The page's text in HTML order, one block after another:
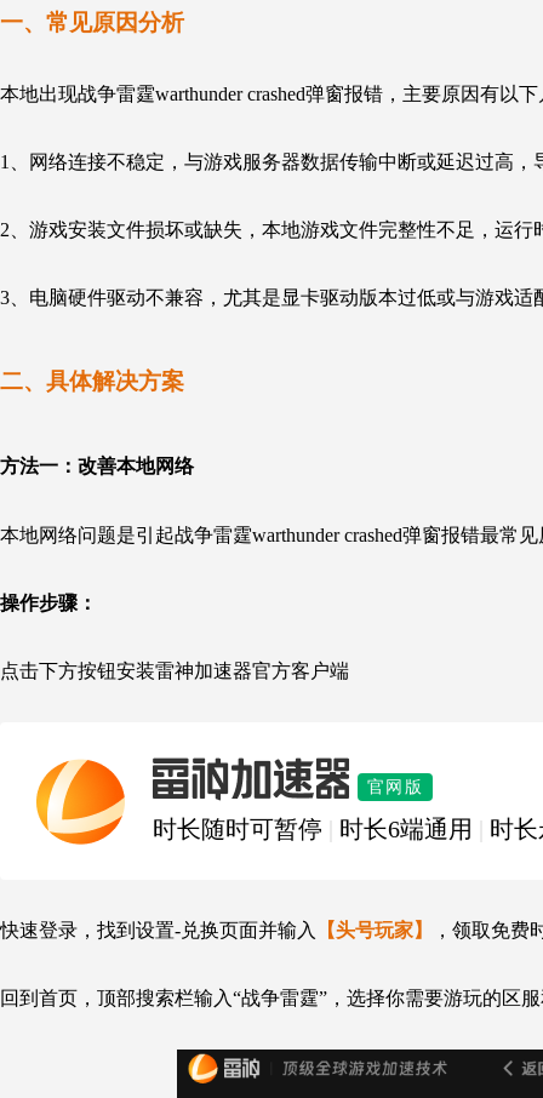
一、 常见原因分析
本地出现战争雷霆warthunder crashed弹窗报错，主要原因有以下
1、网络连接不稳定，与游戏服务器数据传输中断或延迟过高
2、游戏安装文件损坏或缺失，本地游戏文件完整性不足，运
3、电脑硬件驱动不兼容，尤其是显卡驱动版本过低或与游戏
二、具体解决方案
方法一： 改善本地网络
本地网络问题是引起战争雷霆warthunder crashed弹窗报错最常
操作步骤：
点击下方按钮安装雷神加速器官方客户端
雷神加速器 官网版
时长随时可暂停 时长6端通用 时
快速登录，找到设置-兑换页面并输入 【头号玩家】 ，领取免费
回到首页，顶部搜索栏输入“战争雷霆”，选择你需要游玩的区